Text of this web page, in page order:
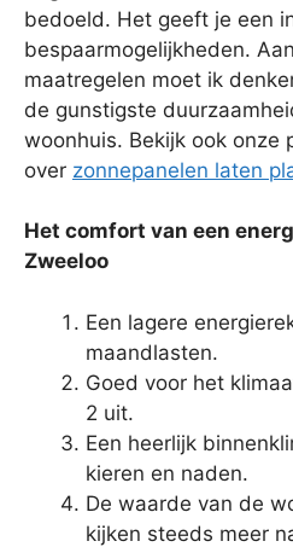
bedoeld. Het geeft je een
bespaarmogelijkheden.
maatregelen moet ik
de gunstigste
woonhuis. Bekijk ook onze
over zonnepanelen laten
Het comfort van een
Zweeloo
Een lagere
maandlasten.
Goed voor het
2 uit.
Een heerlijk
kieren en naden.
De waarde van de
kijken steeds meer